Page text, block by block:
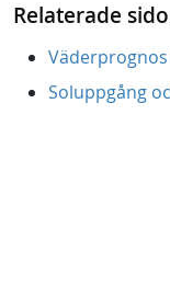
Relaterade
Soluppgång